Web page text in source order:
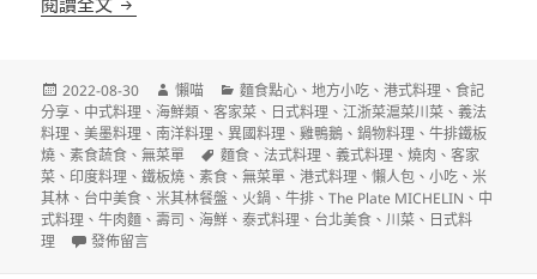
發
佈
日
期:
2022-08-30
作
者
懶喵
分
類
麵食點心 、地方小吃 、港式料理 、食記
分享 、 中式料理 、海鮮類 、客家菜 、 日式料理 、江浙菜滬菜川菜 、義法
料理 、美墨料理 、南洋料理 、異國料理 、雞鴨鵝 、鍋物料理 、牛排鐵板
燒 、素食蔬食 、無菜單
標
籤
麵食 、 法式料理 、義式料理 、燒肉 、客家
菜 、 印度料理 、鐵板燒 、素食 、無菜單 、港式料理 、懶人包 、小吃 、米
其林 、 台中美食 、米其林餐盤 、 火鍋 、牛排 、The Plate MICHELIN 、 中
式料理 、牛肉麵 、壽司 、海鮮 、泰式料理 、 台北美食 、川菜 、 日式料
理
在〈2022台北台中台南高雄米其林入選餐廳(The Plate MICHELIN)名
發佈留言